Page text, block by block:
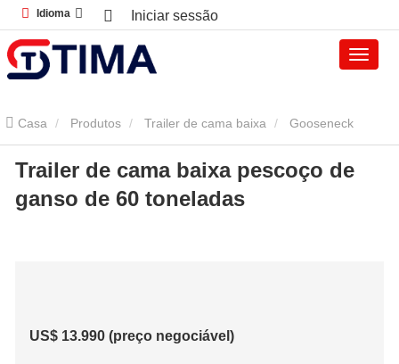
Idioma Iniciar sessão
Casa Produtos Trailer de cama baixa Gooseneck
Destacável Reboque Cama Baixa Trailer de cama baixa pescoço
de ganso de 60 toneladas
Trailer de cama baixa pescoço de
ganso de 60 toneladas
US$ 13.990 (preço negociável)